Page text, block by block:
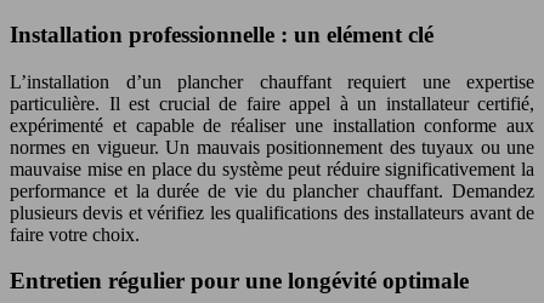
Installation professionnelle : un elément clé
L’installation d’un plancher chauffant requiert une expertise
particulière. Il est crucial de faire appel à un installateur certifié,
expérimenté et capable de réaliser une installation conforme aux
normes en vigueur. Un mauvais positionnement des tuyaux ou une
mauvaise mise en place du système peut réduire significativement la
performance et la durée de vie du plancher chauffant. Demandez
plusieurs devis et vérifiez les qualifications des installateurs avant de
faire votre choix.
Entretien régulier pour une longévité optimale